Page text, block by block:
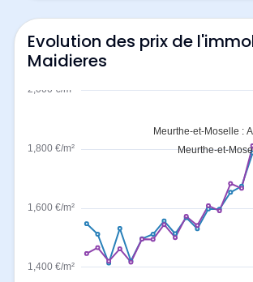
Evolution des prix de
Maidieres